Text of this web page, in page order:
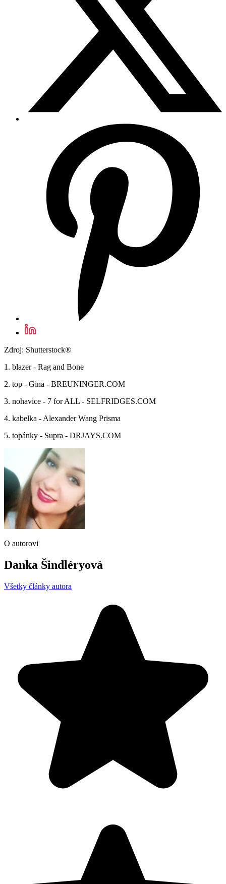
Zdroj: Shutterstock®
1. blazer - Rag and Bone
2. top - Gina - BREUNINGER.COM
3. nohavice - 7 for ALL - SELFRIDGES.COM
4. kabelka - Alexander Wang Prisma
5. topánky - Supra - DRJAYS.COM
O autorovi
Danka Šindléryová
Všetky články autora